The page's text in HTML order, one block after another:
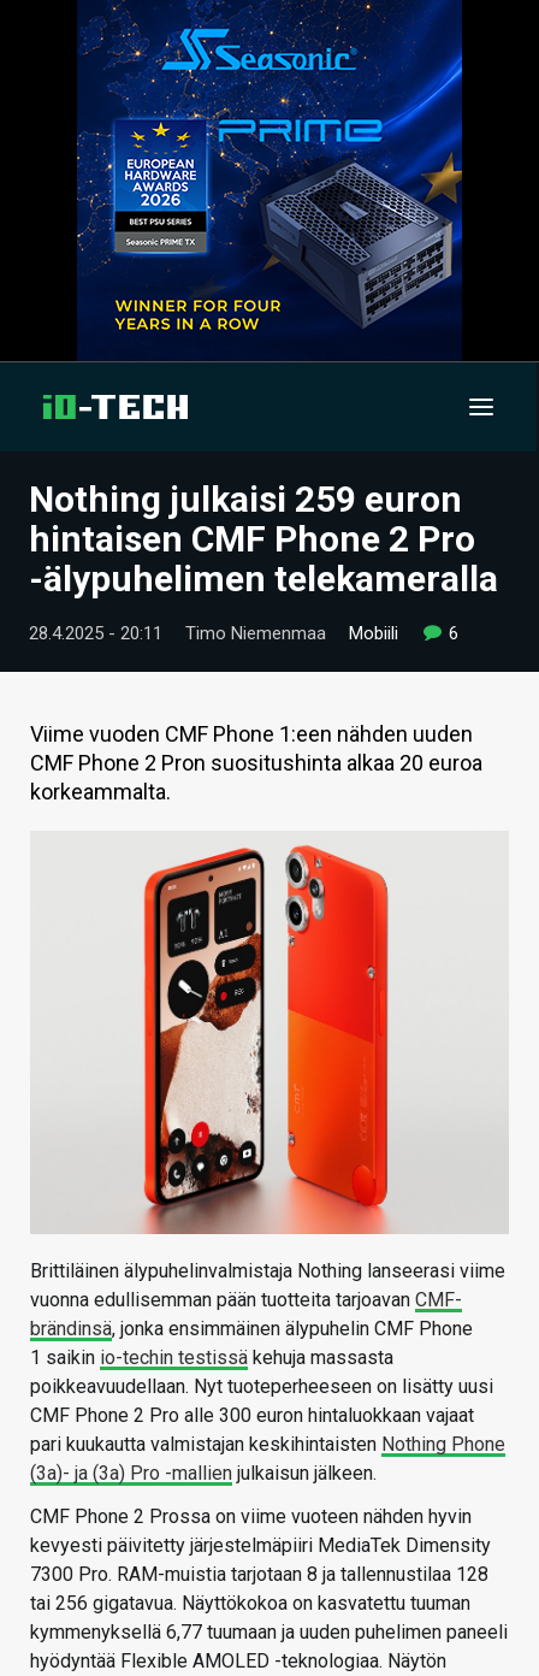
UUTISET
ARTIKKELIT
VIDEOT
TECHBBS
TIETOA
HINTA.FI
Nothing julkaisi 259 euron
hintaisen CMF Phone 2 Pro
-älypuhelimen telekameralla
28.4.2025 - 20:11 Timo Niemenmaa Mobiili 6
Viime vuoden CMF Phone 1:een nähden uuden
CMF Phone 2 Pron suositushinta alkaa 20 euroa
korkeammalta.
Brittiläinen älypuhelinvalmistaja Nothing lanseerasi viime
vuonna edullisemman pään tuotteita tarjoavan CMF-
brändinsä, jonka ensimmäinen älypuhelin CMF Phone
1 saikin io-techin testissä kehuja massasta
poikkeavuudellaan. Nyt tuoteperheeseen on lisätty uusi
CMF Phone 2 Pro alle 300 euron hintaluokkaan vajaat
pari kuukautta valmistajan keskihintaisten Nothing Phone
(3a)- ja (3a) Pro -mallien julkaisun jälkeen.
CMF Phone 2 Prossa on viime vuoteen nähden hyvin
kevyesti päivitetty järjestelmäpiiri MediaTek Dimensity
7300 Pro. RAM-muistia tarjotaan 8 ja tallennustilaa 128
tai 256 gigatavua. Näyttökokoa on kasvatettu tuuman
kymmenyksellä 6,77 tuumaan ja uuden puhelimen paneeli
hyödyntää Flexible AMOLED -teknologiaa. Näytön